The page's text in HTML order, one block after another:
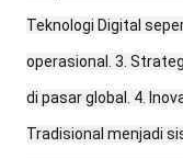
Teknologi Digital
operasional. 3.
di pasar global. 4.
Tradisional menjadi